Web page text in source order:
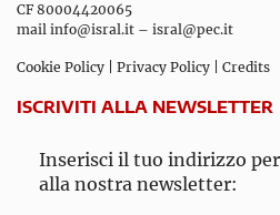
CF 80004420065
mail info@isral.it – isral@pec.it
Cookie Policy Privacy Policy Credits
ISCRIVITI ALLA NEWSLETTER
Inserisci il tuo indirizzo
alla nostra newsletter: